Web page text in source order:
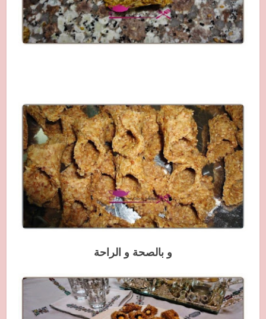
و بالصحة و الراحة